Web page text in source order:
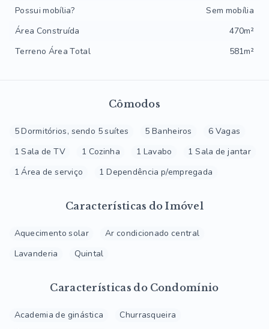
Cômodos
5 Dormitórios, sendo 5 suítes 5 Banheiros
6 Vagas
1 Sala de TV
1 Cozinha 1 Lavabo
1 Sala de jantar
1 Área de serviço
1 Dependência p/empregada
Características do Imóvel
Aquecimento solar
Ar condicionado central
Lavanderia
Quintal
Características do Condomínio
Academia de ginástica
Churrasqueira
Possui mobília?
Sem mobília
Área Construída
470m²
Terreno Área Total
581m²